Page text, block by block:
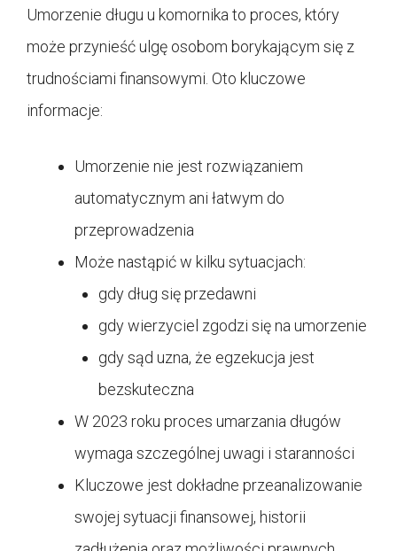
Umorzenie długu u komornika to proces, który
może przynieść ulgę osobom borykającym się z
trudnościami finansowymi. Oto kluczowe
informacje:
Umorzenie nie jest rozwiązaniem
automatycznym ani łatwym do
przeprowadzenia
Może nastąpić w kilku sytuacjach:
gdy dług się przedawni
gdy wierzyciel zgodzi się na umorzenie
gdy sąd uzna, że egzekucja jest
bezskuteczna
W 2023 roku proces umarzania długów
wymaga szczególnej uwagi i staranności
Kluczowe jest dokładne przeanalizowanie
swojej sytuacji finansowej, historii